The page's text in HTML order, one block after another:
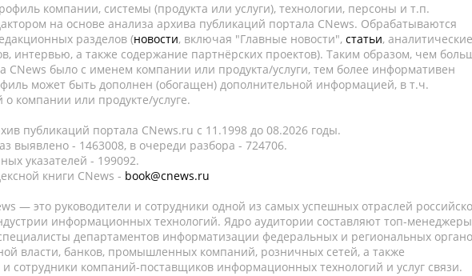
компании, системы (продукта или услуги), технологии, персоны и т.п.
на основе анализа архива публикаций портала CNews. Обрабатываются
разделов (новости, включая "Главные новости", статьи, аналитические
интервью, а также содержание партнёрских проектов). Таким образом, чем
CNews было с именем компании или продукта/услуги, тем более информативен
может быть дополнен (обогащен) дополнительной информацией, в т.ч.
о компании или продукте/услуге.
публикаций портала CNews.ru c 11.1998 до 08.2026 годы.
выявлено - 1463008, в очереди разбора - 724706.
указателей - 199092.
книги CNews - book@cnews.ru
— это руководители и сотрудники одной из самых успешных отраслей
информационных технологий. Ядро аудитории составляют топ-
департаментов информатизации федеральных и региональных
власти, банков, промышленных компаний, розничных сетей, а также
и сотрудники компаний-поставщиков информационных технологий и услуг связи.